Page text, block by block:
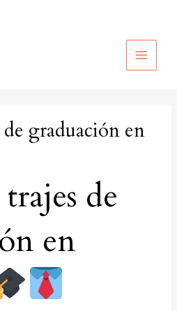
MAIN
graduación en
de
en